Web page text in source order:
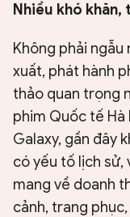
Nhiều khó
Không phải
xuất, phát hành
thảo quan trọng
phim Quốc tế Hà
Galaxy, gần đây
có yếu tố lịch sử,
mang về doanh
cảnh, trang